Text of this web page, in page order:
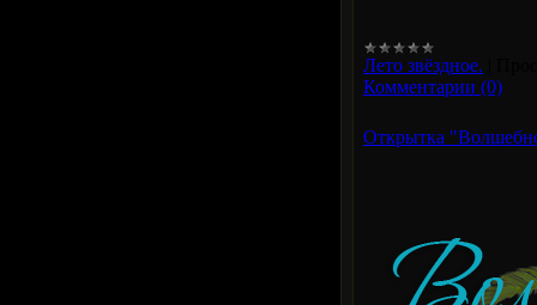
Лето звёздное.
Комментарии (0)
Открытка